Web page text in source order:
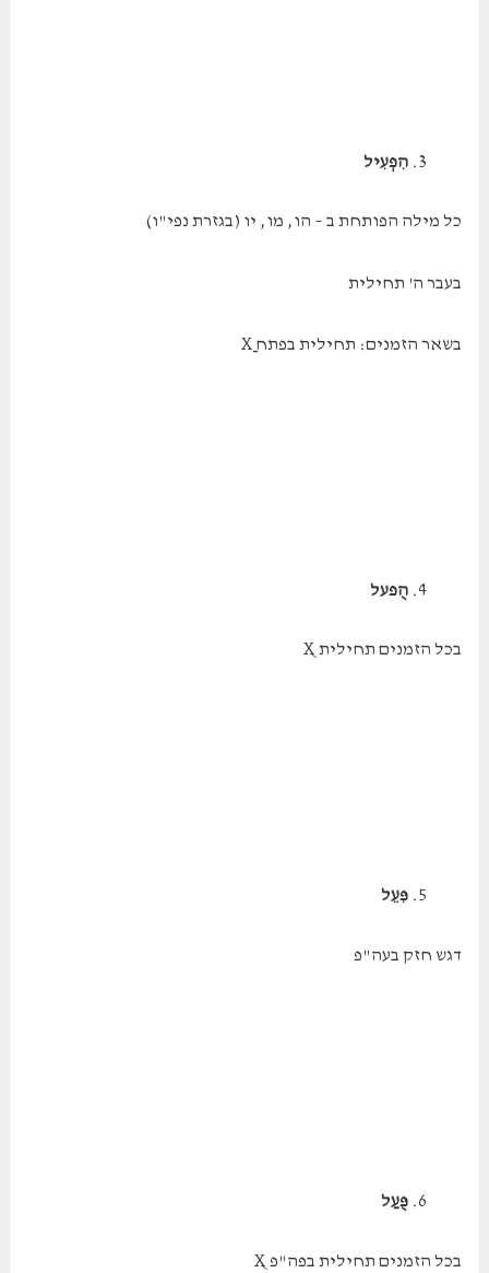
הִפְעִיל
כל מילה הפותחת ב – הו, מו, יו (בגזרת נפי"ו)
בעבר ה' תחילית
בשאר הזמנים: תחילית בפתח Xַ
הֻפעל
בכל הזמנים תחילית ֻX
פִּעֵל
דגש חזק בעה"פ
פֻּעַל
בכל הזמנים תחילית בפה"פ ֻX